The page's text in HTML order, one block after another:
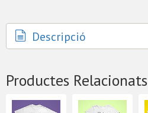
Descripció
Productes Relacionats